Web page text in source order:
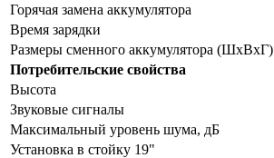
Горячая замена аккумулятора
Время зарядки
Размеры сменного аккумулятора (ШхВхГ)
Потребительские свойства
Высота
Звуковые сигналы
Максимальный уровень шума, дБ
Установка в стойку 19"